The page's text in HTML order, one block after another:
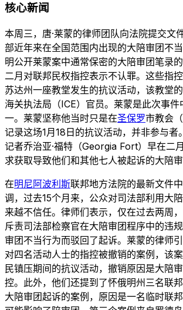
核心新闻
本周三，唐·莱蒙的律师团队向法院提交文
部近年来在全国范围内出现的大陪审团不
明公开莱蒙案中通常保密的大陪审团笔录
二月对联邦民权指控表示不认罪。这些指
苏达州一座教堂发生的抗议活动，该教堂
海关执法局（ICE）官员。莱蒙是此次事
一。莱蒙坚称他当时只是在圣保罗市教会
记录这场1月18日的抗议活动，并非参与者
记者乔治亚·福特（Georgia Fort）早在二
求获取导致他们和其他七人被起诉的大陪审
在明尼阿波利斯联邦地方法院的最新文件
调，过去15个月来，公众对司法部利用大
来越不信任。律师们表示，仅在过去两周
斥责司法部检察官在大陪审团程序中的违
审团不当行为而驳回了起诉。莱蒙的律师
对四名活动人士的指控被撤销的案例，该
民镇压期间的抗议活动，撤销原因是大陪
控。此外，他们还提到了怀俄明州三名联
大陪审团起诉的案例，原因是一名临时联